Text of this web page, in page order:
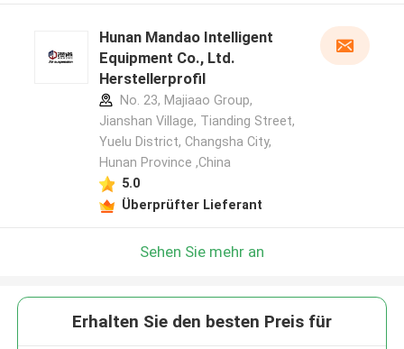
Hunan Mandao Intelligent
Equipment Co., Ltd.
Herstellerprofil
No. 23, Majiaao Group,
Jianshan Village, Tianding Street,
Yuelu District, Changsha City,
Hunan Province ,China
5.0
Überprüfter Lieferant
Sehen Sie mehr an
Erhalten Sie den besten Preis für